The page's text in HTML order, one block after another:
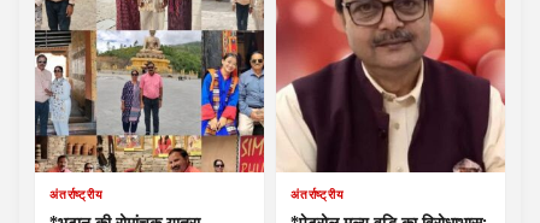
अंतर्राष्ट्रीय अंतर्राष्ट्रीय